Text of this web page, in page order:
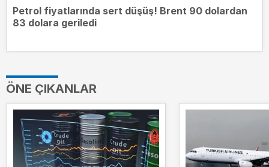
Petrol fiyatlarında sert düşüş! Brent 90 dolardan
83 dolara geriledi
ÖNE ÇIKANLAR